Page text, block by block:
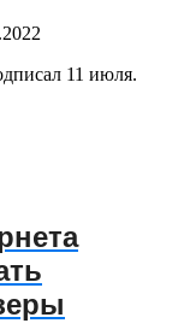
11 июля.